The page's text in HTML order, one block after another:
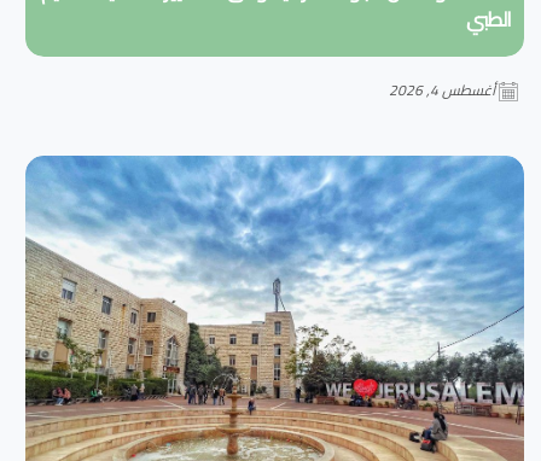
الطبي
أغسطس 4, 2026